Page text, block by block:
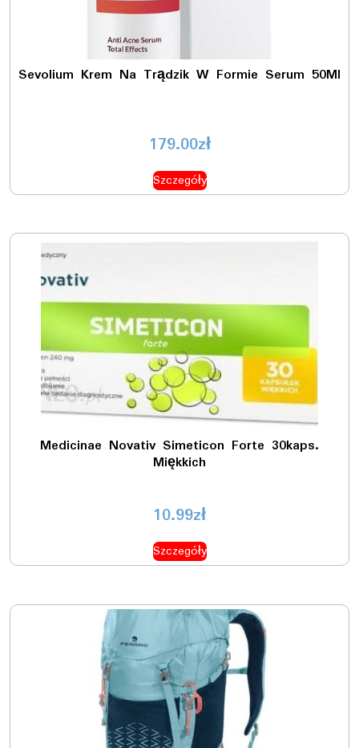
Sevolium Krem Na Trądzik W Formie Serum 50Ml
179.00zł
Szczegóły
Medicinae Novativ Simeticon Forte 30kaps.
Miękkich
10.99zł
Szczegóły